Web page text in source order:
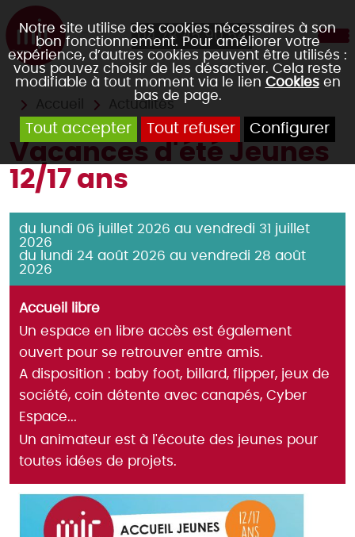
Notre site utilise des cookies nécessaires à son
bon fonctionnement. Pour améliorer votre
expérience, d’autres cookies peuvent être utilisés :
vous pouvez choisir de les désactiver. Cela reste
modifiable à tout moment via le lien Cookiesen
bas de page.
Tout accepter Tout refuser Configurer
04 78 45 90 54
Actualités
Vacances d'été Jeunes
12/17 ans
du lundi 06 juillet 2026 au vendredi 31 juillet
2026
du lundi 24 août 2026 au vendredi 28 août
2026
Accueil libre
Un espace en libre accès est également
ouvert pour se retrouver entre amis.
A disposition : baby foot, billard, flipper, jeux de
société, coin détente avec canapés, Cyber
Espace...
Un animateur est à l'écoute des jeunes pour
toutes idées de projets.